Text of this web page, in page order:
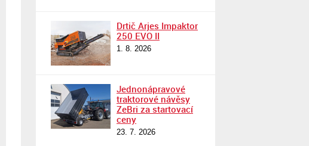
Drtič Arjes Impaktor
250 EVO II
1. 8. 2026
Jednonápravové
traktorové návěsy
ZeBri za startovací
ceny
23. 7. 2026